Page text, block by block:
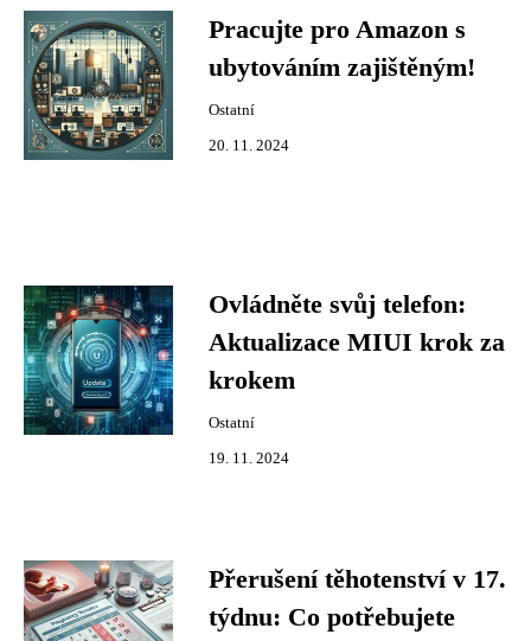
Pracujte pro Amazon s
ubytováním zajištěným!
Ostatní
20. 11. 2024
Ovládněte svůj telefon:
Aktualizace MIUI krok za
krokem
Ostatní
19. 11. 2024
Přerušení těhotenství v 17.
týdnu: Co potřebujete